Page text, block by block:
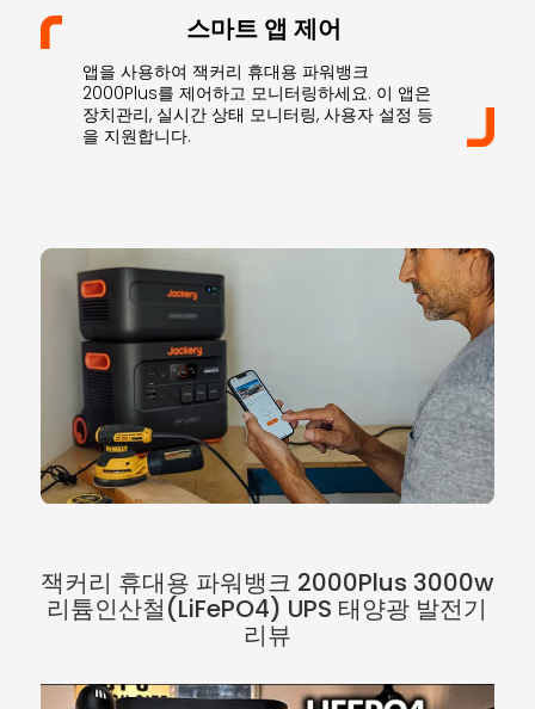
스마트 앱 제어
앱을 사용하여 잭커리 휴대용 파워뱅크
2000Plus를 제어하고 모니터링하세요. 이 앱은
장치관리, 실시간 상태 모니터링, 사용자 설정 등
을 지원합니다.
잭커리 휴대용 파워뱅크 2000Plus 3000w
리튬인산철(LiFePO4) UPS 태양광 발전기
리뷰